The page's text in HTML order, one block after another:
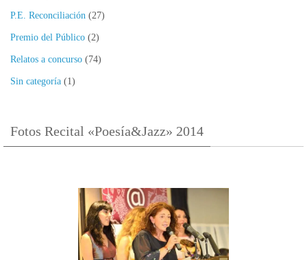
P.E. Reconciliación (27)
Premio del Público (2)
Relatos a concurso (74)
Sin categoría (1)
Fotos Recital «Poesía&Jazz» 2014